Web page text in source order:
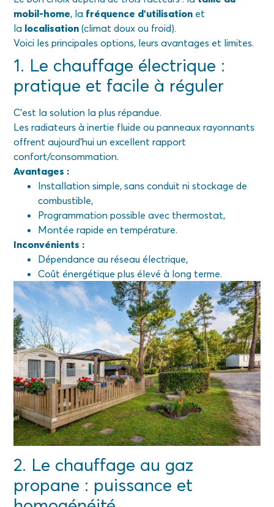
mobil-home, la fréquence d’utilisation et
la localisation (climat doux ou froid).
Voici les principales options, leurs avantages et limites.
1. Le chauffage électrique :
pratique et facile à réguler
C’est la solution la plus répandue.
Les radiateurs à inertie fluide ou panneaux rayonnants
offrent aujourd’hui un excellent rapport
confort/consommation.
Avantages :
Installation simple, sans conduit ni stockage de
combustible,
Programmation possible avec thermostat,
Montée rapide en température.
Inconvénients :
Dépendance au réseau électrique,
Coût énergétique plus élevé à long terme.
2. Le chauffage au gaz
propane : puissance et